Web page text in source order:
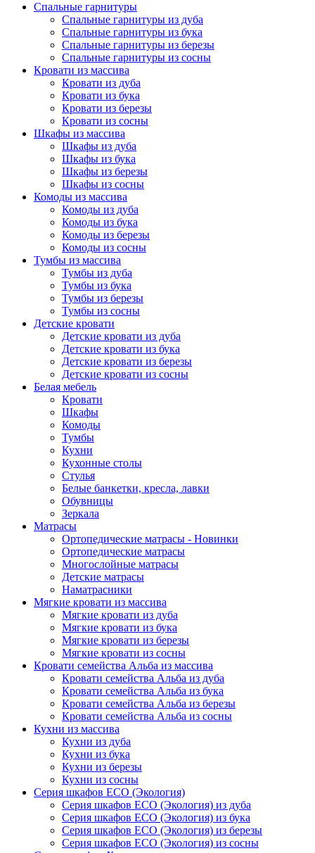
Спальные гарнитуры
Спальные гарнитуры из дуба
Спальные гарнитуры из бука
Спальные гарнитуры из березы
Спальные гарнитуры из сосны
Кровати из массива
Кровати из дуба
Кровати из бука
Кровати из березы
Кровати из сосны
Шкафы из массива
Шкафы из дуба
Шкафы из бука
Шкафы из березы
Шкафы из сосны
Комоды из массива
Комоды из дуба
Комоды из бука
Комоды из березы
Комоды из сосны
Тумбы из массива
Тумбы из дуба
Тумбы из бука
Тумбы из березы
Тумбы из сосны
Детские кровати
Детские кровати из дуба
Детские кровати из бука
Детские кровати из березы
Детские кровати из сосны
Белая мебель
Кровати
Шкафы
Комоды
Тумбы
Кухни
Кухонные столы
Стулья
Белые банкетки, кресла, лавки
Обувницы
Зеркала
Матрасы
Ортопедические матрасы - Новинки
Ортопедические матрасы
Многослойные матрасы
Детские матрасы
Наматрасники
Мягкие кровати из массива
Мягкие кровати из дуба
Мягкие кровати из бука
Мягкие кровати из березы
Мягкие кровати из сосны
Кровати семейства Альба из массива
Кровати семейства Альба из дуба
Кровати семейства Альба из бука
Кровати семейства Альба из березы
Кровати семейства Альба из сосны
Кухни из массива
Кухни из дуба
Кухни из бука
Кухни из березы
Кухни из сосны
Серия шкафов ECO (Экология)
Серия шкафов ECO (Экология) из дуба
Серия шкафов ECO (Экология) из бука
Серия шкафов ECO (Экология) из березы
Серия шкафов ECO (Экология) из сосны